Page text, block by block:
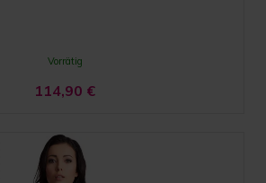
Vorrätig
114,90 €